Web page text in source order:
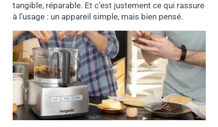
tangible, réparable. Et c’est justement ce qui rassure
à l’usage : un appareil simple, mais bien pensé.